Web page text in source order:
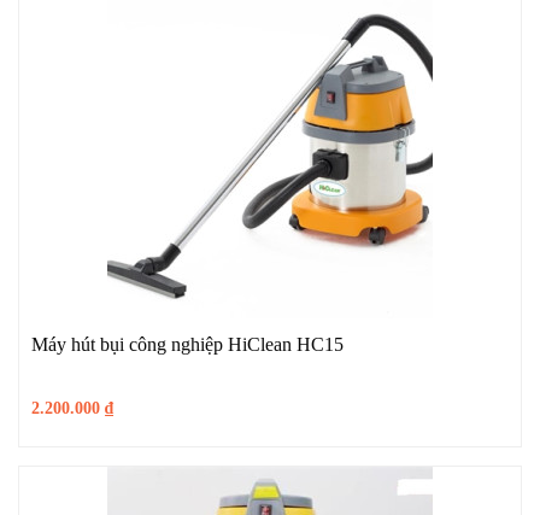
Máy hút bụi công nghiệp HiClean HC15
2.200.000 ₫